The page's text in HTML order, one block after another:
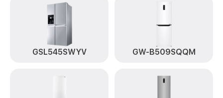
мейн платы) GW-B509SMGZ LG
Замена мотор-компрессора GW-
B509SMGZ LG
GSL545SWYV GW-B509SQQM